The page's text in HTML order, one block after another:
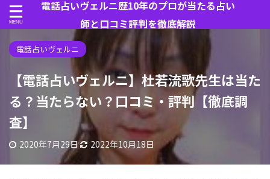
電話占いヴェルニ歴10年のプロが当たる占い
師と口コミ評判を徹底解説
電話占いヴェルニ
【電話占いヴェルニ】杜若流歌先生は当た
る？当たらない？口コミ・評判【徹底調
査】
2020年7月29日 2022年10月18日